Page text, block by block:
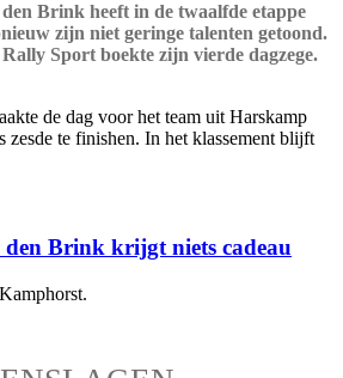
Brink heeft in de twaalfde etappe
zijn niet geringe talenten getoond.
Sport boekte zijn vierde dagzege.
de dag voor het team uit Harskamp
zesde te finishen. In het klassement blijft
Brink krijgt niets cadeau